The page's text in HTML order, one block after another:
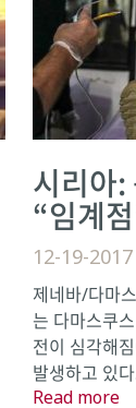
시리아:
“임계
12-19-2017
제네바/다마
는 다마스쿠
전이 심각해
발생하고 있
Read more